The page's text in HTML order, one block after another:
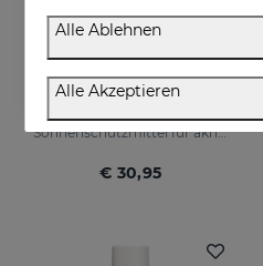
Sonnenschutzmittel für akneanfällige Haut
€ 30,95
Alle Ablehnen
Alle Akzeptieren